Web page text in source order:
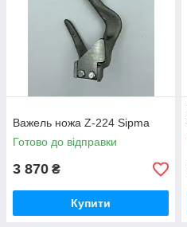
Важель ножа Z-224 Sipma
Готово до відправки
3 870 ₴
Купити